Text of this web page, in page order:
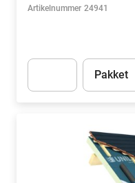
Artikelnummer 24941
Eenheid
Pakket